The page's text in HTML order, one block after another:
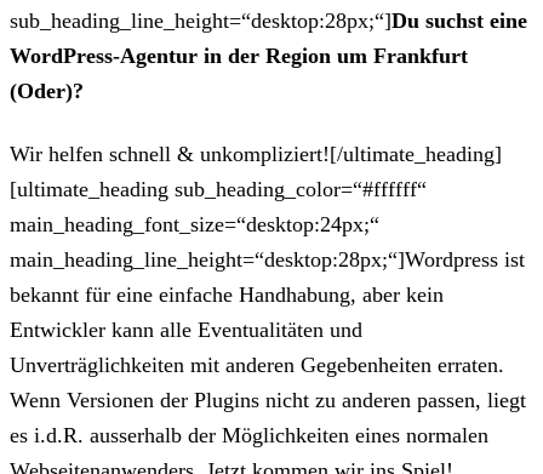
sub_heading_line_height=“desktop:28px;“]Du suchst eine
WordPress-Agentur in der Region um Frankfurt
(Oder)?
Wir helfen schnell & unkompliziert![/ultimate_heading]
[ultimate_heading sub_heading_color=“#ffffff“
main_heading_font_size=“desktop:24px;“
main_heading_line_height=“desktop:28px;“]Wordpress ist
bekannt für eine einfache Handhabung, aber kein
Entwickler kann alle Eventualitäten und
Unverträglichkeiten mit anderen Gegebenheiten erraten.
Wenn Versionen der Plugins nicht zu anderen passen, liegt
es i.d.R. ausserhalb der Möglichkeiten eines normalen